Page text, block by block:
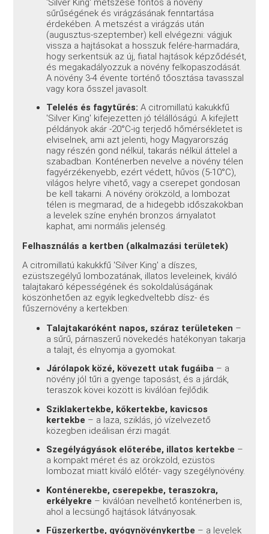
'Silver King' metszése fontos a növény
sűrűségének és virágzásának fenntartása
érdekében. A metszést a virágzás után
(augusztus-szeptember) kell elvégezni: vágjuk
vissza a hajtásokat a hosszuk felére-harmadára,
hogy serkentsük az új, fiatal hajtások képződését,
és megakadályozzuk a növény felkopaszodását.
A növény 3-4 évente történő tőosztása tavasszal
vagy kora ősszel javasolt.
Telelés és fagytűrés: A citromillatú kakukkfű
'Silver King' kifejezetten jó télállóságú. A kifejlett
példányok akár -20°C-ig terjedő hőmérsékletet is
elviselnek, ami azt jelenti, hogy Magyarország
nagy részén gond nélkül, takarás nélkül áttelel a
szabadban. Konténerben nevelve a növény télen
fagyérzékenyebb, ezért védett, hűvös (5-10°C),
világos helyre vihető, vagy a cserepet gondosan
be kell takarni. A növény örökzöld, a lombozat
télen is megmarad, de a hidegebb időszakokban
a levelek színe enyhén bronzos árnyalatot
kaphat, ami normális jelenség.
Felhasználás a kertben (alkalmazási területek)
A citromillatú kakukkfű 'Silver King' a díszes,
ezüstszegélyű lombozatának, illatos leveleinek, kiváló
talajtakaró képességének és sokoldalúságának
köszönhetően az egyik legkedveltebb dísz- és
fűszernövény a kertekben:
Talajtakaróként napos, száraz területeken –
a sűrű, párnaszerű növekedés hatékonyan takarja
a talajt, és elnyomja a gyomokat.
Járólapok közé, kövezett utak fugáiba – a
növény jól tűri a gyenge taposást, és a járdák,
teraszok kövei között is kiválóan fejlődik.
Sziklakertekbe, kőkertekbe, kavicsos
kertekbe – a laza, sziklás, jó vízelvezető
közegben ideálisan érzi magát.
Szegélyágyások előterébe, illatos kertekbe –
a kompakt méret és az örökzöld, ezüstös
lombozat miatt kiváló előtér- vagy szegélynövény.
Konténerekbe, cserepekbe, teraszokra,
erkélyekre – kiválóan nevelhető konténerben is,
ahol a lecsüngő hajtások látványosak.
Fűszerkertbe, gyógynövénykertbe – a levelek